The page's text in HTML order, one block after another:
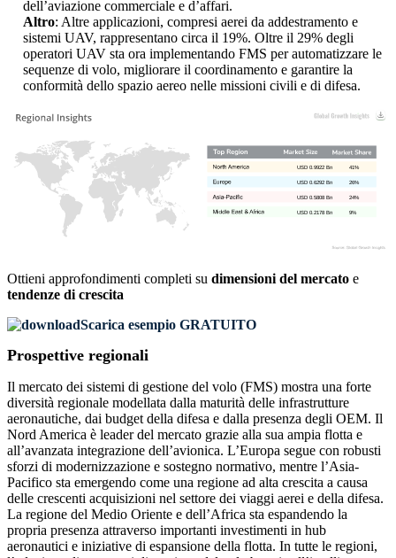
dell’aviazione commerciale e d’affari.
Altro: Altre applicazioni, compresi aerei da addestramento e
sistemi UAV, rappresentano circa il 19%. Oltre il 29% degli
operatori UAV sta ora implementando FMS per automatizzare le
sequenze di volo, migliorare il coordinamento e garantire la
conformità dello spazio aereo nelle missioni civili e di difesa.
9%
USD 0.2178 Bn
24%
USD 0.5808 Bn
26%
USD 0.6292 Bn
41%
USD 0.9922 Bn
Ottieni approfondimenti completi su dimensioni del mercato e
tendenze di crescita
Scarica esempio GRATUITO
Prospettive regionali
Il mercato dei sistemi di gestione del volo (FMS) mostra una forte
diversità regionale modellata dalla maturità delle infrastrutture
aeronautiche, dai budget della difesa e dalla presenza degli OEM. Il
Nord America è leader del mercato grazie alla sua ampia flotta e
all’avanzata integrazione dell’avionica. L’Europa segue con robusti
sforzi di modernizzazione e sostegno normativo, mentre l’Asia-
Pacifico sta emergendo come una regione ad alta crescita a causa
delle crescenti acquisizioni nel settore dei viaggi aerei e della difesa.
La regione del Medio Oriente e dell’Africa sta espandendo la
propria presenza attraverso importanti investimenti in hub
aeronautici e iniziative di espansione della flotta. In tutte le regioni,